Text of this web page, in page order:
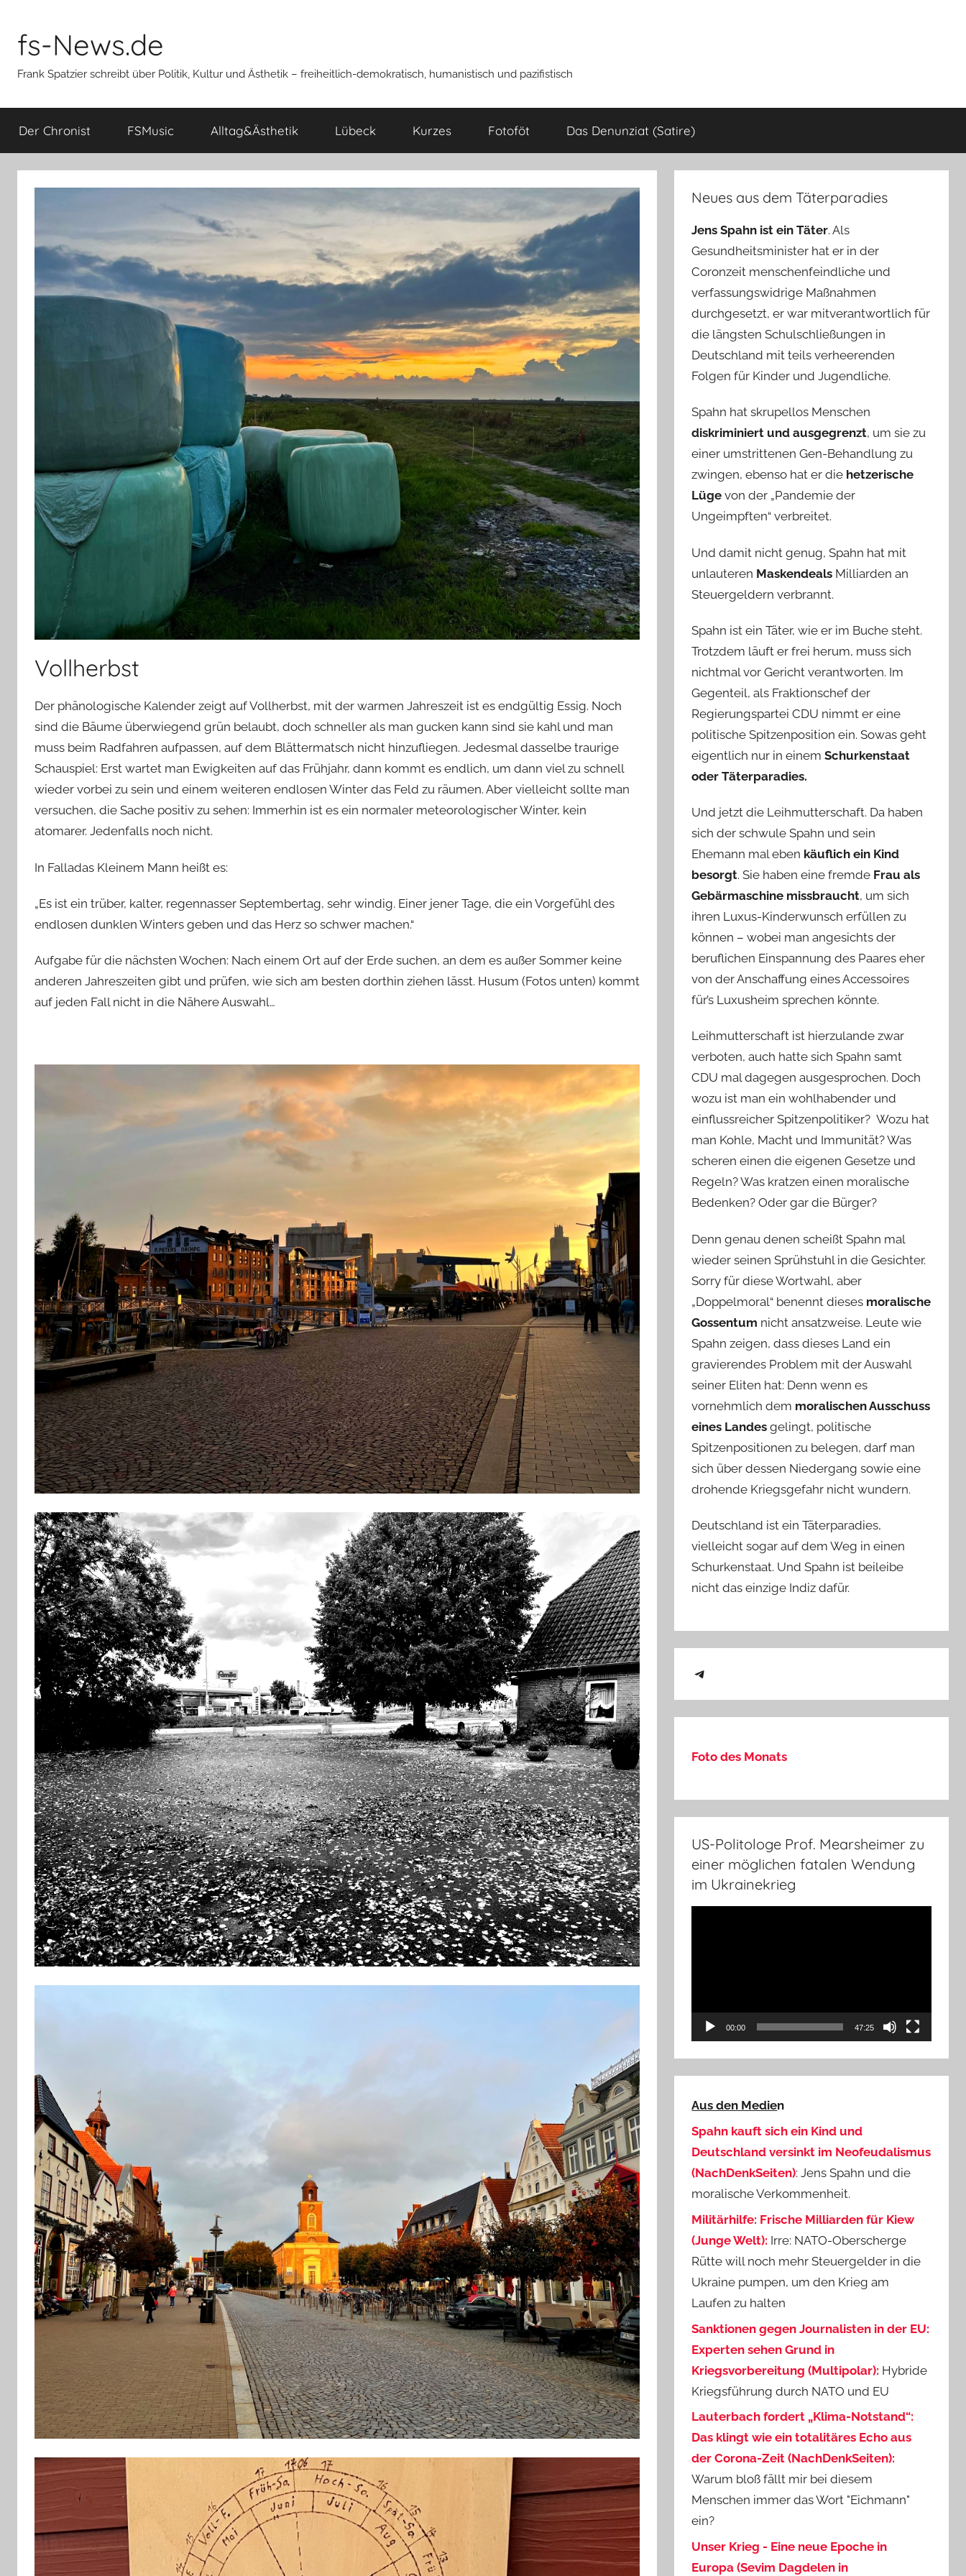
Inhalt
springen
fs-News.de
Frank Spatzier schreibt über Politik, Kultur und Ästhetik – freiheitlich-demokratisch, humanistisch und pazifistisch
Der Chronist FSMusic Alltag&Ästhetik Lübeck Kurzes Fotoföt Das Denunziat (Satire)
Vollherbst
Der phänologische Kalender zeigt auf Vollherbst, mit der warmen Jahreszeit ist es endgültig Essig. Noch
sind die Bäume überwiegend grün belaubt, doch schneller als man gucken kann sind sie kahl und man
muss beim Radfahren aufpassen, auf dem Blättermatsch nicht hinzufliegen. Jedesmal dasselbe traurige
Schauspiel: Erst wartet man Ewigkeiten auf das Frühjahr, dann kommt es endlich, um dann viel zu schnell
wieder vorbei zu sein und einem weiteren endlosen Winter das Feld zu räumen. Aber vielleicht sollte man
versuchen, die Sache positiv zu sehen: Immerhin ist es ein normaler meteorologischer Winter, kein
atomarer. Jedenfalls noch nicht.
In Falladas Kleinem Mann heißt es:
„Es ist ein trüber, kalter, regennasser Septembertag, sehr windig. Einer jener Tage, die ein Vorgefühl des
endlosen dunklen Winters geben und das Herz so schwer machen.“
Aufgabe für die nächsten Wochen: Nach einem Ort auf der Erde suchen, an dem es außer Sommer keine
anderen Jahreszeiten gibt und prüfen, wie sich am besten dorthin ziehen lässt. Husum (Fotos unten) kommt
auf jeden Fall nicht in die Nähere Auswahl…
Neues aus dem Täterparadies
Jens Spahn ist ein Täter. Als
Gesundheitsminister hat er in der
Coronzeit menschenfeindliche und
verfassungswidrige Maßnahmen
durchgesetzt, er war mitverantwortlich für
die längsten Schulschließungen in
Deutschland mit teils verheerenden
Folgen für Kinder und Jugendliche.
Spahn hat skrupellos Menschen
diskriminiert und ausgegrenzt, um sie zu
einer umstrittenen Gen-Behandlung zu
zwingen, ebenso hat er die hetzerische
Lüge von der „Pandemie der
Ungeimpften“ verbreitet.
Und damit nicht genug, Spahn hat mit
unlauteren Maskendeals Milliarden an
Steuergeldern verbrannt.
Spahn ist ein Täter, wie er im Buche steht.
Trotzdem läuft er frei herum, muss sich
nichtmal vor Gericht verantworten. Im
Gegenteil, als Fraktionschef der
Regierungspartei CDU nimmt er eine
politische Spitzenposition ein. Sowas geht
eigentlich nur in einemSchurkenstaat
oder Täterparadies.
Und jetzt die Leihmutterschaft. Da haben
sich der schwule Spahn und sein
Ehemann mal eben käuflich ein Kind
besorgt. Sie haben eine fremde Frau als
Gebärmaschine missbraucht, um sich
ihren Luxus-Kinderwunsch erfüllen zu
können – wobei man angesichts der
beruflichen Einspannung des Paares eher
von der Anschaffung eines Accessoires
für’s Luxusheim sprechen könnte.
Leihmutterschaft ist hierzulande zwar
verboten, auch hatte sich Spahn samt
CDU mal dagegen ausgesprochen. Doch
wozu ist man ein wohlhabender und
einflussreicher Spitzenpolitiker? Wozu hat
man Kohle, Macht und Immunität? Was
scheren einen die eigenen Gesetze und
Regeln? Was kratzen einen moralische
Bedenken? Oder gar die Bürger?
Denn genau denen scheißt Spahn mal
wieder seinen Sprühstuhl in die Gesichter.
Sorry für diese Wortwahl, aber
„Doppelmoral“ benennt dieses moralische
Gossentum nicht ansatzweise. Leute wie
Spahn zeigen, dass dieses Land ein
gravierendes Problem mit der Auswahl
seiner Eliten hat: Denn wenn es
vornehmlich dem moralischen Ausschuss
eines Landes gelingt, politische
Spitzenpositionen zu belegen, darf man
sich über dessen Niedergang sowie eine
drohende Kriegsgefahr nicht wundern.
Deutschland ist ein Täterparadies,
vielleicht sogar auf dem Weg in einen
Schurkenstaat. Und Spahn ist beileibe
nicht das einzige Indiz dafür.
Telegram
Foto des Monats
US-Politologe Prof. Mearsheimer zu
einer möglichen fatalen Wendung
im Ukrainekrieg
00:00 47:25
Aus den Medien
Spahn kauft sich ein Kind und
Deutschland versinkt im Neofeudalismus
(NachDenkSeiten): Jens Spahn und die
moralische Verkommenheit.
Militärhilfe: Frische Milliarden für Kiew
(Junge Welt): Irre: NATO-Oberscherge
Rütte will noch mehr Steuergelder in die
Ukraine pumpen, um den Krieg am
Laufen zu halten
Sanktionen gegen Journalisten in der EU:
Experten sehen Grund in
Kriegsvorbereitung (Multipolar): Hybride
Kriegsführung durch NATO und EU
Lauterbach fordert „Klima-Notstand“:
Das klingt wie ein totalitäres Echo aus
der Corona-Zeit (NachDenkSeiten):
Warum bloß fällt mir bei diesem
Menschen immer das Wort "Eichmann"
ein?
Unser Krieg - Eine neue Epoche in
Europa (Sevim Dagdelen in